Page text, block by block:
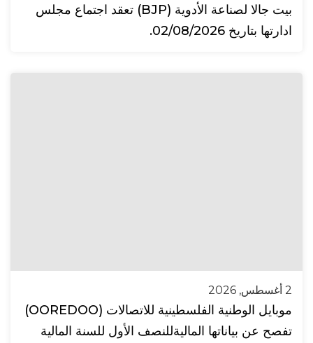
بيت جالا لصناعة الأدوية (BJP) تعقد اجتماع مجلس
ادارتها بتاريخ 02/08/2026.
2 أغسطس, 2026
موبايل الوطنية الفلسطينية للاتصالات (OOREDOO)
تفصح عن بياناتها الماليةللنصف الأول للسنة المالية